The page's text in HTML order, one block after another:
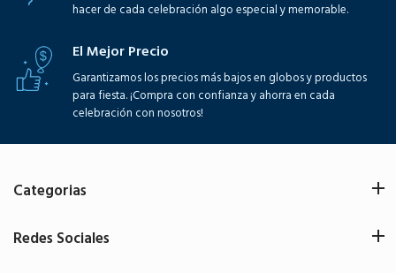
hacer de cada celebración algo especial y memorable.
El Mejor Precio
Garantizamos los precios más bajos en globos y productos
para fiesta. ¡Compra con confianza y ahorra en cada
celebración con nosotros!
Categorias
Redes Sociales